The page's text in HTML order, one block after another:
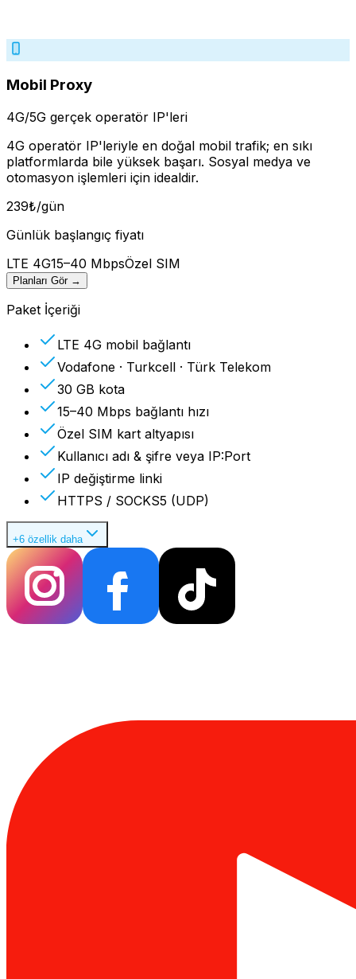
Mobil Proxy
4G/5G gerçek operatör IP'leri
4G operatör IP'leriyle en doğal mobil trafik; en sıkı
platformlarda bile yüksek başarı. Sosyal medya ve
otomasyon işlemleri için idealdir.
239₺/gün
Günlük başlangıç fiyatı
LTE 4G15–40 MbpsÖzel SIM
Planları Gör →
Paket İçeriği
LTE 4G mobil bağlantı
Vodafone · Turkcell · Türk Telekom
30 GB kota
15–40 Mbps bağlantı hızı
Özel SIM kart altyapısı
Kullanıcı adı & şifre veya IP:Port
IP değiştirme linki
HTTPS / SOCKS5 (UDP)
+6 özellik daha